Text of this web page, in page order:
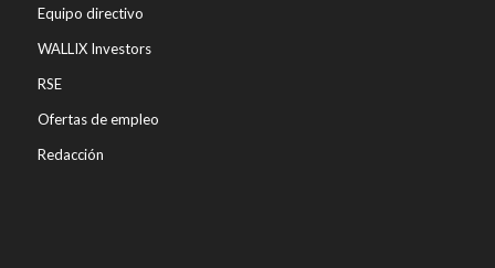
Equipo directivo
WALLIX Investors
RSE
Ofertas de empleo
Redacción